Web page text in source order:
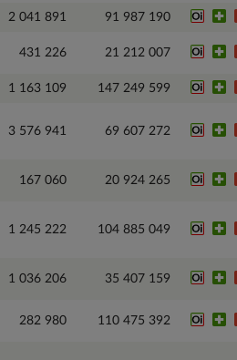
2 041 891 91 987 190
431 226 21 212 007
1 163 109 147 249 599
3 576 941 69 607 272
167 060 20 924 265
1 245 222 104 885 049
1 036 206 35 407 159
282 980 110 475 392